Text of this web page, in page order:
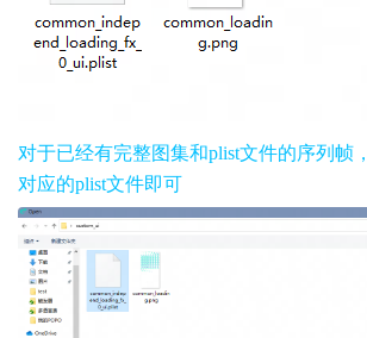
对于已经有完整图集和plist文件的序列帧
对应的plist文件即可